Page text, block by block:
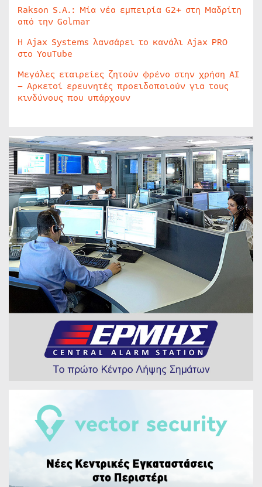
Rakson S.A.: Μία νέα εμπειρία G2+ στη Μαδρίτη
από την Golmar
Η Ajax Systems λανσάρει το κανάλι Ajax PRO
στο YouTube
Μεγάλες εταιρείες ζητούν φρένο στην χρήση AI
– Αρκετοί ερευνητές προειδοποιούν για τους
κινδύνους που υπάρχουν